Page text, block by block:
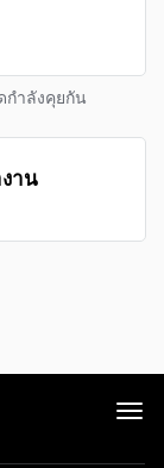
กำลังคุยกัน
าน